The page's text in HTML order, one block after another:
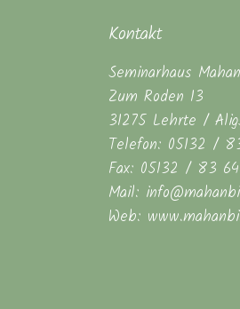
Kontakt
Seminarhaus
Zum Roden 13
31275 Lehrte /
Telefon: 05132 /
Fax: 05132 / 83
Mail:
Web: